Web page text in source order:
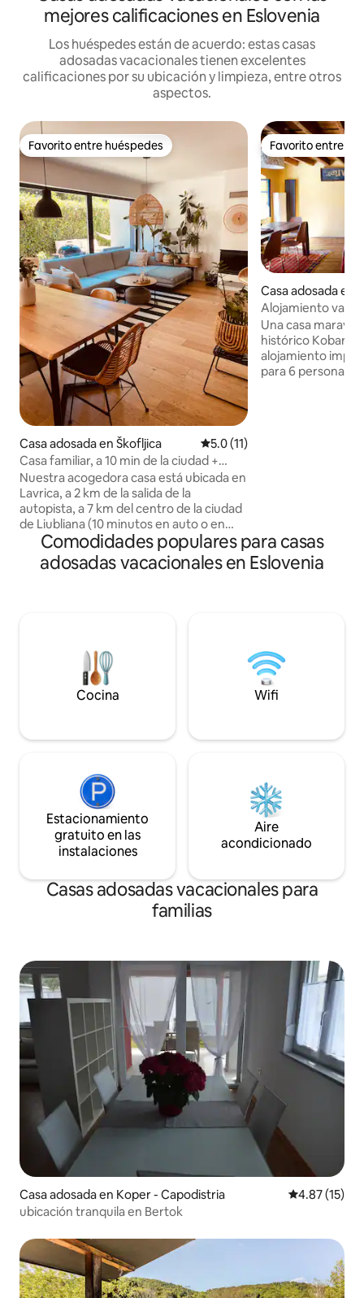
mejores calificaciones en Eslovenia
Los huéspedes están de acuerdo: estas casas
adosadas vacacionales tienen excelentes
calificaciones por su ubicación y limpieza, entre otros
aspectos.
Favorito entre huéspedes
Favorito entre huéspedes
Casa adosada en Škofljica Calificación promedio: 5.0 de
5.0 (11)
Casa familiar, a 10 min de la ciudad +
cargador EV gratuito
Nuestra acogedora casa está ubicada en
Lavrica, a 2 km de la salida de la
autopista, a 7 km del centro de la ciudad
de Liubliana (10 minutos en auto o en
tren/autobús). Hay un estacionamiento
cubierto con cargador gratuito para
vehículos eléctricos justo enfrente de la
nueva zona de descanso, hamaca y
regadera al aire libre. Nuevo en 2026:
tenis de mesa para aún más diversión en
Favorito entre
Favorito entre
Casa adosada en
Alojamiento
Una casa
histórico
alojamiento
para 6 personas, distribuida en tres
radiante.
cerca.
Comodidades populares para casas
adosadas vacacionales en Eslovenia
Cocina Wifi
Estacionamiento
gratuito en las
instalaciones
Aire
acondicionado
Casas adosadas vacacionales para
familias
Casa adosada en Koper - Capodistria Calificación
4.87 (15)
ubicación tranquila en Bertok